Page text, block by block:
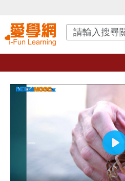
關鍵字搜尋
播
放